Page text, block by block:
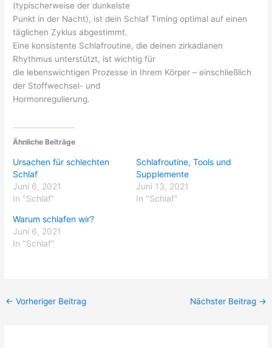
(typischerweise der dunkelste
Punkt in der Nacht), ist dein Schlaf Timing optimal auf einen
täglichen Zyklus abgestimmt.
Eine konsistente Schlafroutine, die deinen zirkadianen
Rhythmus unterstützt, ist wichtig für
die lebenswichtigen Prozesse in Ihrem Körper – einschließlich
der Stoffwechsel- und
Hormonregulierung.
Ähnliche Beiträge
Ursachen für schlechten
Schlaf
Juni 6, 2021
In "Schlaf"
Schlafroutine, Tools und
Supplemente
Juni 13, 2021
In "Schlaf"
Warum schlafen wir?
Juni 6, 2021
In "Schlaf"
← Vorheriger Beitrag Nächster Beitrag →